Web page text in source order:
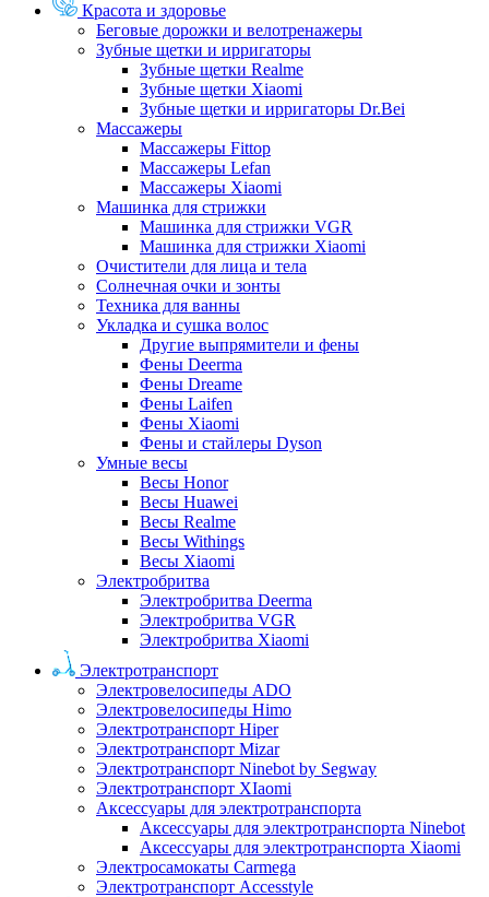
Красота и здоровье
Беговые дорожки и велотренажеры
Зубные щетки и ирригаторы
Зубные щетки Realme
Зубные щетки Xiaomi
Зубные щетки и ирригаторы Dr.Bei
Массажеры
Массажеры Fittop
Массажеры Lefan
Массажеры Xiaomi
Машинка для стрижки
Машинка для стрижки VGR
Машинка для стрижки Xiaomi
Очистители для лица и тела
Солнечная очки и зонты
Техника для ванны
Укладка и сушка волос
Другие выпрямители и фены
Фены Deerma
Фены Dreame
Фены Laifen
Фены Xiaomi
Фены и стайлеры Dyson
Умные весы
Весы Honor
Весы Huawei
Весы Realme
Весы Withings
Весы Xiaomi
Электробритва
Электробритва Deerma
Электробритва VGR
Электробритва Xiaomi
Электротранспорт
Электровелосипеды ADO
Электровелосипеды Himo
Электротранспорт Hiper
Электротранспорт Mizar
Электротранспорт Ninebot by Segway
Электротранспорт XIaomi
Аксессуары для электротранспорта
Аксессуары для электротранспорта Ninebot
Аксессуары для электротранспорта Xiaomi
Электросамокаты Carmega
Электротранспорт Accesstyle